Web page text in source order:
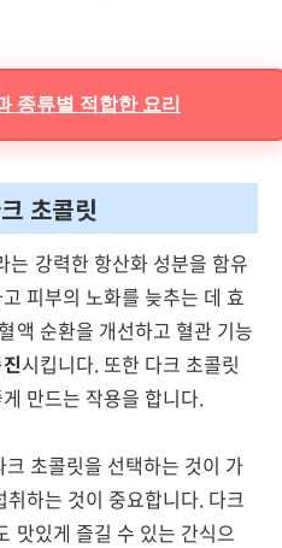
종류별 적합한 요리
초콜릿
는 강력한 항산화 성분을 함유
피부의 노화를 늦추는 데 효
액 순환을 개선하고 혈관 기능
시킵니다. 또한 다크 초콜릿
만드는 작용을 합니다.
초콜릿을 선택하는 것이 가
하는 것이 중요합니다. 다크
맛있게 즐길 수 있는 간식으